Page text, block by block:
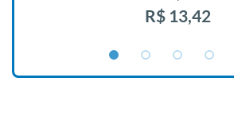
R$ 13,42